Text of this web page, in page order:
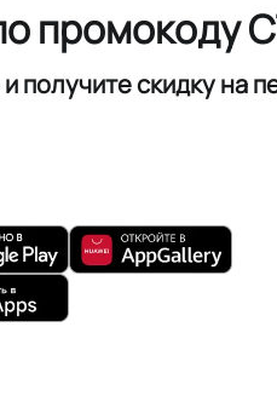
промокоду
получите скидкуна